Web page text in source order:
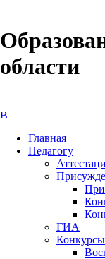
области
Главная
Педагогу
ГИА
Конкурсы